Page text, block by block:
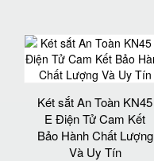
Két sắt An Toàn KN45
E Điện Tử Cam Kết
Bảo Hành Chất Lượng
Và Uy Tín